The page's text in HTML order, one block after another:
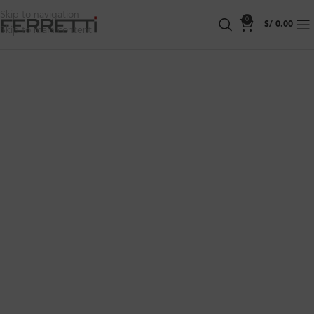
Skip to navigation
Skip to main content
0
S/ 0.00